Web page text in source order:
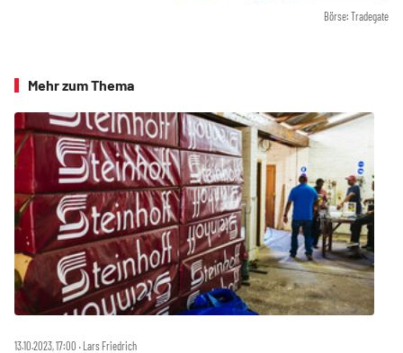
Börse: Tradegate
Mehr zum Thema
13.10.2023, 17:00 ‧ Lars Friedrich